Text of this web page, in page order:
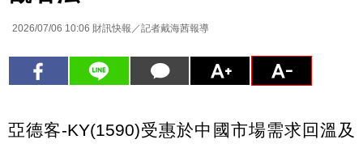
2026/07/06 10:06 財訊快報／記者戴海茜報導
亞德客-KY(1590)受惠於中國市場需求回溫及